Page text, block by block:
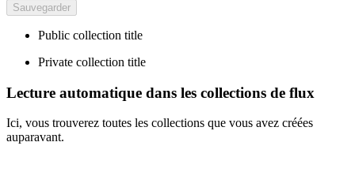
Public collection title
Private collection title
Lecture automatique dans les collections de flux
Ici, vous trouverez toutes les collections que vous avez créées
auparavant.